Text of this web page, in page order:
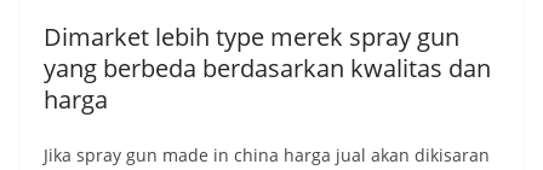
Dimarket lebih type merek spray gun
yang berbeda berdasarkan kwalitas dan
harga
Jika spray gun made in china harga jual akan dikisaran